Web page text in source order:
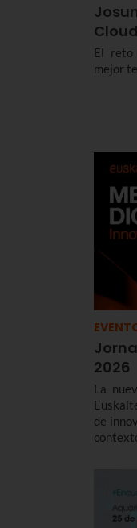
Cloud
El reto
mejor
2026
La
de